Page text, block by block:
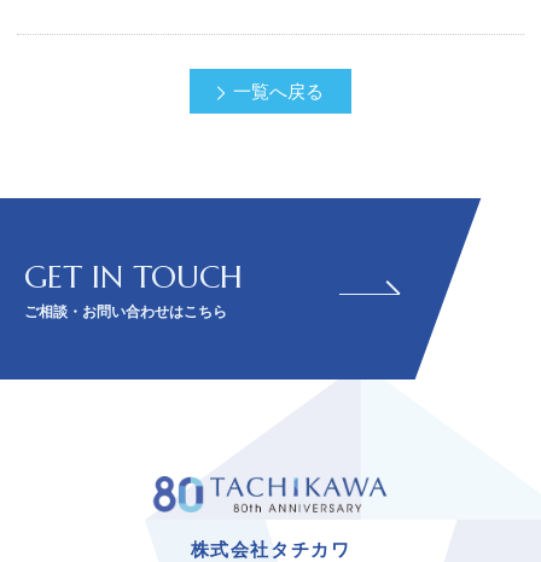
一覧へ戻る
GET IN TOUCH
ご相談・お問い合わせはこちら
株式会社タチカワ